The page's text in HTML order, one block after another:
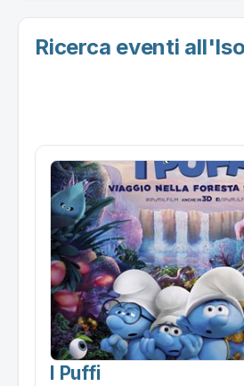
Ricerca eventi
I Puffi